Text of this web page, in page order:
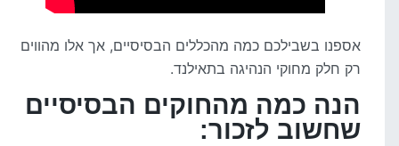
אספנו בשבילכם כמה מהכללים הבסיסיים, אך אלו מהווים
רק חלק מחוקי הנהיגה בתאילנד.
הנה כמה מהחוקים הבסיסיים
שחשוב לזכור: